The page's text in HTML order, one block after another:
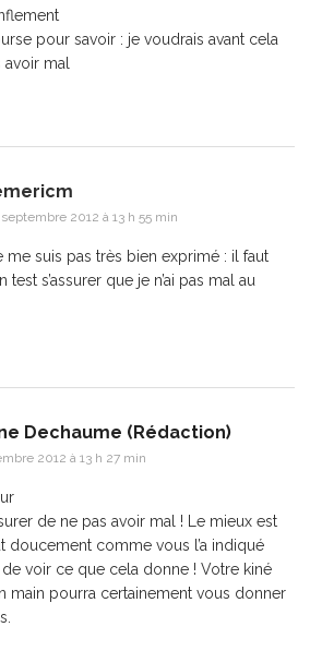
pour savoir : je voudrais avant cela
avoir mal
septembre 2012 à 13 h 55 min
me suis pas très bien exprimé : il faut
test s’assurer que je n’ai pas mal au
Dechaume (Rédaction)
2012 à 13 h 27 min
de ne pas avoir mal ! Le mieux est
doucement comme vous l’a indiqué
voir ce que cela donne ! Votre kiné
main pourra certainement vous donner